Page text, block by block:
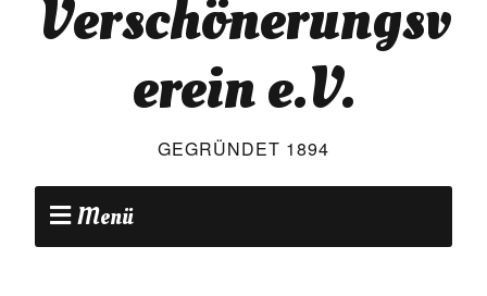
Verschönerungsv
erein e.V.
GEGRÜNDET 1894
Menü